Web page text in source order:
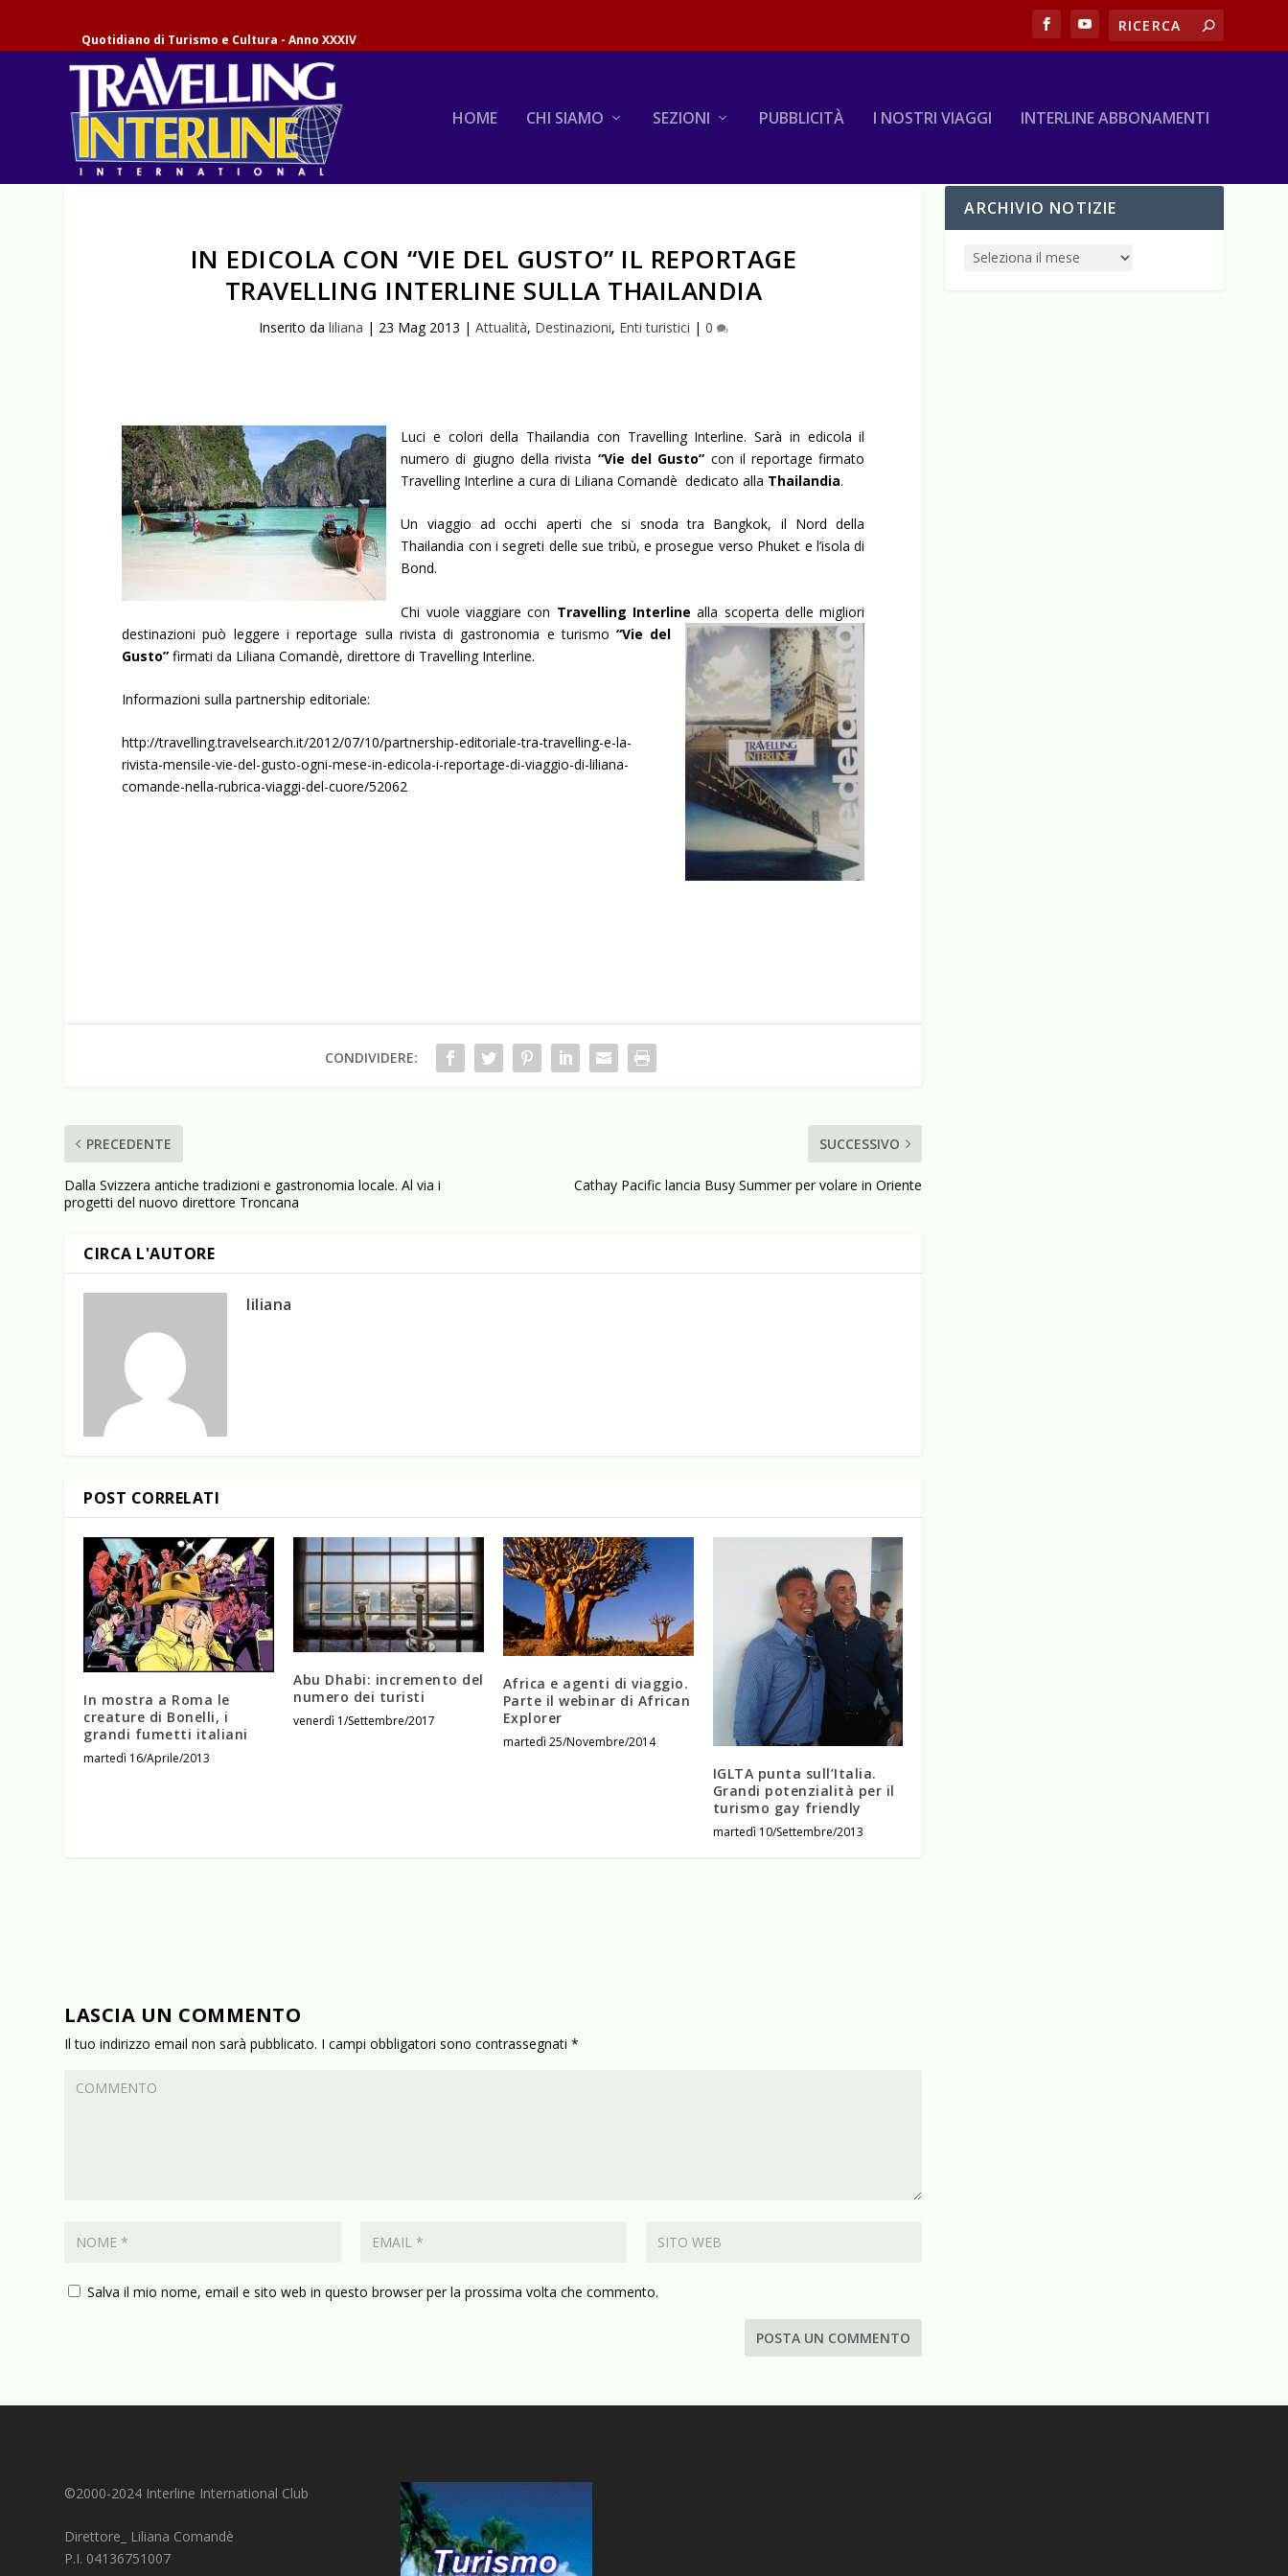
Quotidiano di Turismo e Cultura - Anno XXXIV
HOME CHI SIAMO SEZIONI PUBBLICITÀ I NOSTRI VIAGGI INTERLINE ABBONAMENTI
IN EDICOLA CON “VIE DEL GUSTO” IL REPORTAGE
TRAVELLING INTERLINE SULLA THAILANDIA
Inserito da liliana | 23 Mag 2013 | Attualità, Destinazioni, Enti turistici | 0
Luci e colori della Thailandia con Travelling Interline. Sarà in edicola il
numero di giugno della rivista “Vie del Gusto” con il reportage firmato
Travelling Interline a cura di Liliana Comandè dedicato alla Thailandia.
Un viaggio ad occhi aperti che si snoda tra Bangkok, il Nord della
Thailandia con i segreti delle sue tribù, e prosegue verso Phuket e l’isola di
Bond.
Chi vuole viaggiare con Travelling Interline alla scoperta delle migliori
destinazioni può leggere i reportage sulla rivista di gastronomia e turismo“Vie del
Gusto” firmati da Liliana Comandè, direttore di Travelling Interline.
Informazioni sulla partnership editoriale:
http://travelling.travelsearch.it/2012/07/10/partnership-editoriale-tra-travelling-e-la-
rivista-mensile-vie-del-gusto-ogni-mese-in-edicola-i-reportage-di-viaggio-di-liliana-
comande-nella-rubrica-viaggi-del-cuore/52062
CONDIVIDERE:
PRECEDENTE
Dalla Svizzera antiche tradizioni e gastronomia locale. Al via i
progetti del nuovo direttore Troncana
SUCCESSIVO
Cathay Pacific lancia Busy Summer per volare in Oriente
CIRCA L'AUTORE
liliana
POST CORRELATI
In mostra a Roma le
creature di Bonelli, i
grandi fumetti italiani
martedì 16/Aprile/2013
Abu Dhabi: incremento del
numero dei turisti
venerdì 1/Settembre/2017
Africa e agenti di viaggio.
Parte il webinar di African
Explorer
martedì 25/Novembre/2014
IGLTA punta sull’Italia.
Grandi potenzialità per il
turismo gay friendly
martedì 10/Settembre/2013
LASCIA UN COMMENTO
Il tuo indirizzo email non sarà pubblicato. I campi obbligatori sono contrassegnati*
Salva il mio nome, email e sito web in questo browser per la prossima volta che commento.
ARCHIVIO NOTIZIE
©2000-2024 Interline International Club
Direttore_ Liliana Comandè
P.I. 04136751007